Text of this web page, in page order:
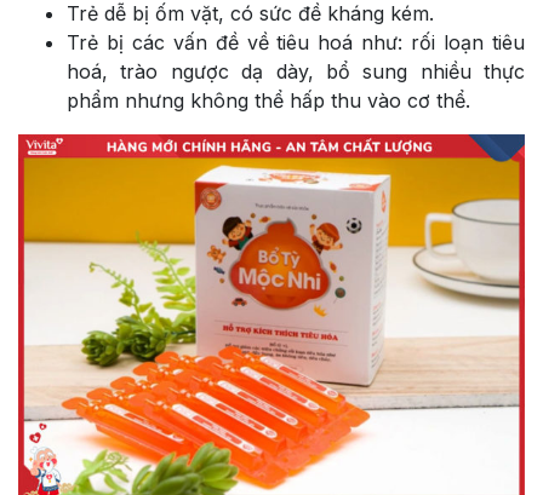
Trẻ dễ bị ốm vặt, có sức đề kháng kém.
Trẻ bị các vấn đề về tiêu hoá như: rối loạn tiêu
hoá, trào ngược dạ dày, bổ sung nhiều thực
phẩm nhưng không thể hấp thu vào cơ thể.